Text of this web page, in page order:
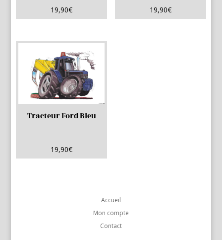
19,90€ 19,90€
Tracteur Ford Bleu
19,90€
Accueil
Mon compte
Contact